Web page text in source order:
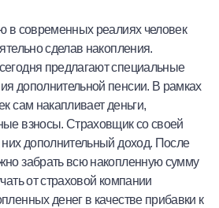
в современных реалиях человек
сделав накопления.
предлагают специальные
дополнительной пенсии. В рамках
сам накапливает деньги,
взносы. Страховщик со своей
дополнительный доход. После
забрать всю накопленную сумму
от страховой компании
денег в качестве прибавки к